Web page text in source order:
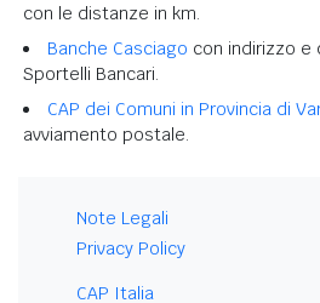
con le distanze in km.
Banche Casciago con indirizzo e
Sportelli Bancari.
CAP dei Comuni in Provincia di
avviamento postale.
Note Legali
Privacy Policy
CAP Italia